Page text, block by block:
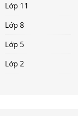
Lớp 11
Lớp 8
Lớp 5
Lớp 2